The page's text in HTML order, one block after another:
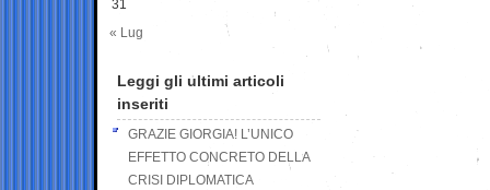
31
« Lug
Leggi gli ultimi articoli
inseriti
GRAZIE GIORGIA! L’UNICO
EFFETTO CONCRETO DELLA
CRISI DIPLOMATICA